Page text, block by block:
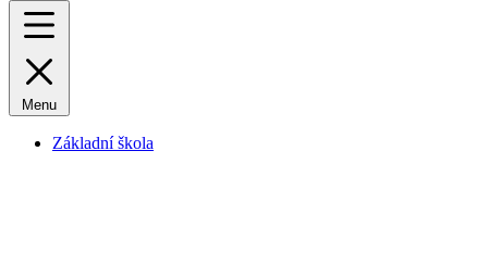
Menu
Základní škola